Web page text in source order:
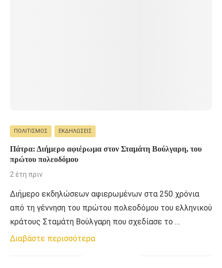
ΠΟΛΙΤΙΣΜΌΣ ΕΚΔΗΛΏΣΕΙΣ
Πάτρα: Διήμερο αφιέρωμα στον Σταμάτη Βούλγαρη, του
πρώτου πολεοδόμου
2 έτη πριν
Διήμερο εκδηλώσεων αφιερωμένων στα 250 χρόνια
από τη γέννηση του πρώτου πολεοδόμου του ελληνικού
κράτους Σταμάτη Βούλγαρη που σχεδίασε το …
Διαβάστε περισσότερα